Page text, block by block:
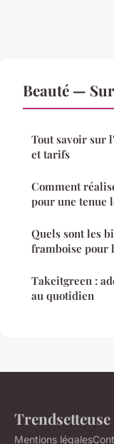
Beauté —
Tout savoir sur
et tarifs
Comment
pour une tenue
Quels sont les
framboise pour
Takeitgreen :
au quotidien
Trendsetteuse
Mentions légales